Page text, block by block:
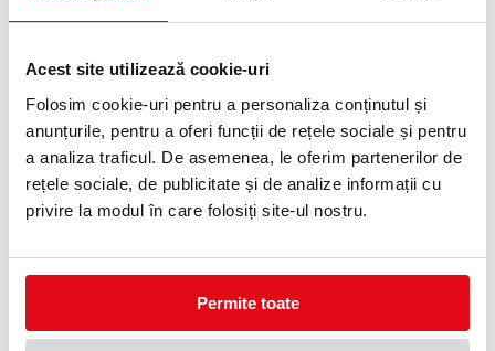
Acest site utilizează cookie-uri
Folosim cookie-uri pentru a personaliza conținutul și
anunțurile, pentru a oferi funcții de rețele sociale și pentru
a analiza traficul. De asemenea, le oferim partenerilor de
rețele sociale, de publicitate și de analize informații cu
privire la modul în care folosiți site-ul nostru.
Permite toate
Adauga in wishlist
Grosime scriere: 0.5 mm.
Pix cu gel Jazz Centrum. Prevazut cu grip pentru un control bun
al mainii si o pozitionare corecta.
PRODUSE SIMILARE